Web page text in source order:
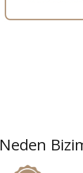
Neden